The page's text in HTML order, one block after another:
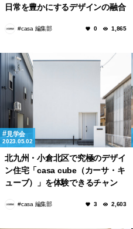
日常を豊かにするデザインの融合
#casa 編集部 0 1,865
見学会
2023.05.02
北九州・小倉北区で究極のデザイ
ン住宅「casa cube（カーサ・キ
ューブ）」を体験できるチャン
#casa 編集部 3 2,603